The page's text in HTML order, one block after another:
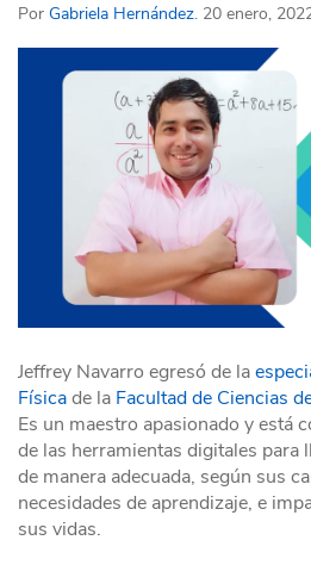
Por Gabriela Hernández. 20 enero,
Jeffrey Navarro egresó de la
Físicade la Facultad de Ciencias
Es un maestro apasionado y está
de las herramientas digitales para
de manera adecuada, según sus
necesidades de aprendizaje, e
sus vidas.